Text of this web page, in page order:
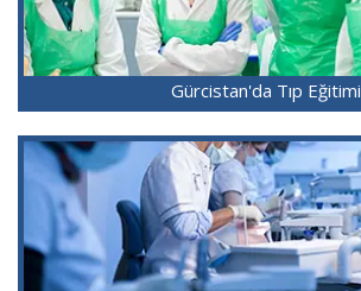
Gürcistan'da Tıp Eğitimi